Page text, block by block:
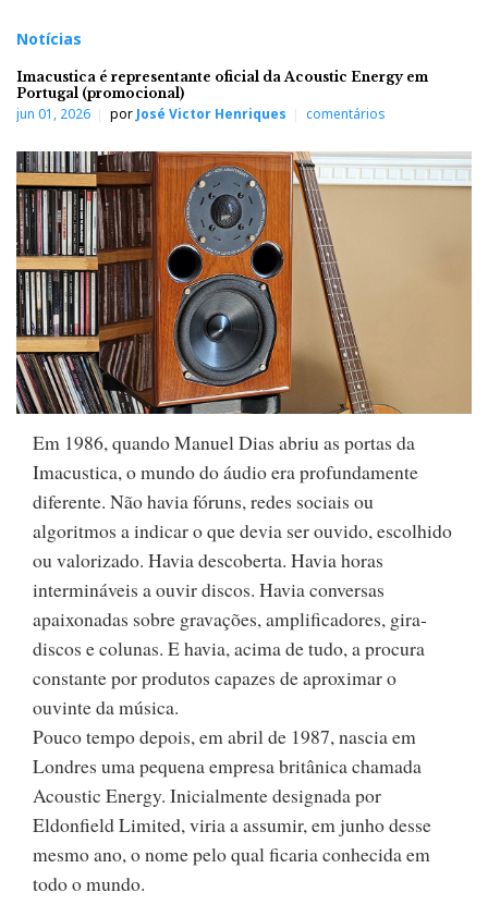
Notícias
Imacustica é representante oficial da Acoustic Energy em
Portugal (promocional)
jun 01, 2026 por José Victor Henriques comentários
Em 1986, quando Manuel Dias abriu as portas da
Imacustica, o mundo do áudio era profundamente
diferente. Não havia fóruns, redes sociais ou
algoritmos a indicar o que devia ser ouvido, escolhido
ou valorizado. Havia descoberta. Havia horas
intermináveis a ouvir discos. Havia conversas
apaixonadas sobre gravações, amplificadores, gira-
discos e colunas. E havia, acima de tudo, a procura
constante por produtos capazes de aproximar o
ouvinte da música.
Pouco tempo depois, em abril de 1987, nascia em
Londres uma pequena empresa britânica chamada
Acoustic Energy. Inicialmente designada por
Eldonfield Limited, viria a assumir, em junho desse
mesmo ano, o nome pelo qual ficaria conhecida em
todo o mundo.